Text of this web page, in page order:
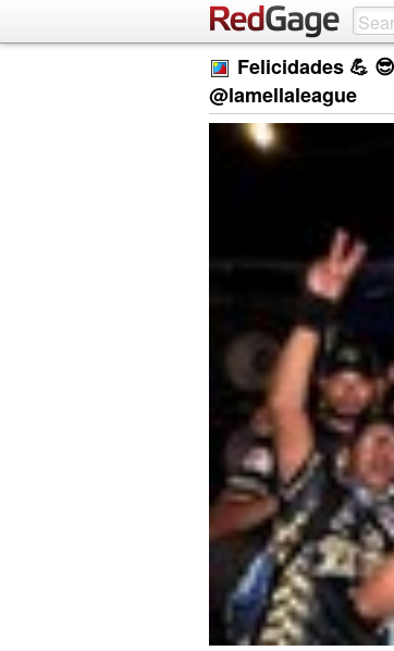
Felicidades 💪
@lamellaleague